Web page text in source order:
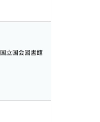
国立国会図書館